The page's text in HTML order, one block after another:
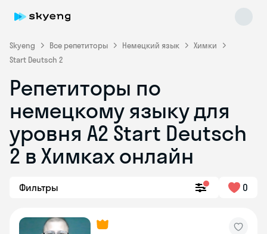
Skyeng Все репетиторы Немецкий язык
Химки
Start Deutsch 2
Репетиторы по
немецкому языку для
уровня A2 Start Deutsch
2 в Химках онлайн
Фильтры 0
Skyeng Chat